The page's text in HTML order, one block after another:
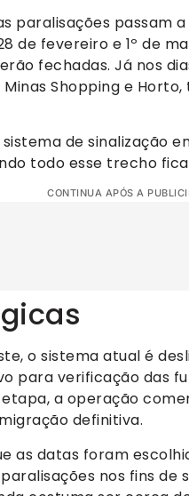
paralisações passam
de fevereiro e 1º de
fechadas. Já nos
Shopping e
de sinalização
todo esse trecho
CONTINUA APÓS A
o sistema atual é
para verificação das
a operação
definitiva.
as datas foram
nos fins de